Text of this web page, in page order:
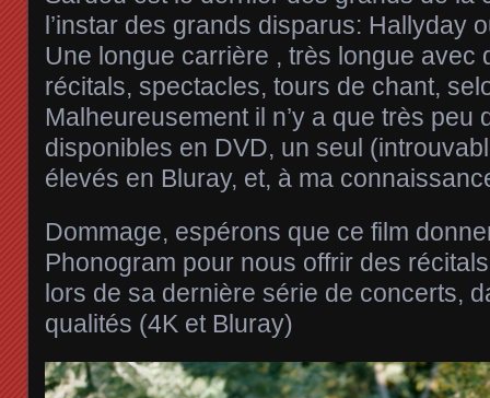
l’instar des grands disparus: Hallyday
Une longue carrière , très longue avec
récitals, spectacles, tours de chant,
Malheureusement il n’y a que très peu
disponibles en DVD, un seul
élevés en Bluray, et, à ma
Dommage, espérons que ce film
Phonogram pour nous offrir des
lors de sa dernière série de concerts,
qualités (4K et Bluray)